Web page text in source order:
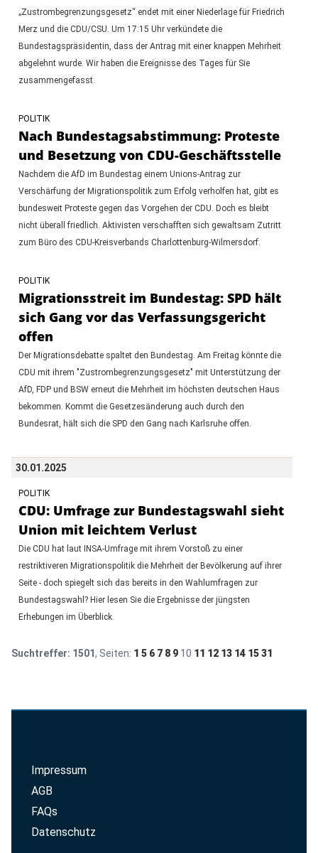
„Zustrombegrenzungsgesetz“ endet mit einer Niederlage für Friedrich
Merz und die CDU/CSU. Um 17:15 Uhr verkündete die
Bundestagspräsidentin, dass der Antrag mit einer knappen Mehrheit
abgelehnt wurde. Wir haben die Ereignisse des Tages für Sie
zusammengefasst.
POLITIK
Nach Bundestagsabstimmung: Proteste
und Besetzung von CDU-Geschäftsstelle
Nachdem die AfD im Bundestag einem Unions-Antrag zur
Verschärfung der Migrationspolitik zum Erfolg verholfen hat, gibt es
bundesweit Proteste gegen das Vorgehen der CDU. Doch es bleibt
nicht überall friedlich. Aktivisten verschafften sich gewaltsam Zutritt
zum Büro des CDU-Kreisverbands Charlottenburg-Wilmersdorf.
POLITIK
Migrationsstreit im Bundestag: SPD hält
sich Gang vor das Verfassungsgericht
offen
Der Migrationsdebatte spaltet den Bundestag. Am Freitag könnte die
CDU mit ihrem "Zustrombegrenzungsgesetz" mit Unterstützung der
AfD, FDP und BSW erneut die Mehrheit im höchsten deutschen Haus
bekommen. Kommt die Gesetzesänderung auch durch den
Bundesrat, hält sich die SPD den Gang nach Karlsruhe offen.
30.01.2025
POLITIK
CDU: Umfrage zur Bundestagswahl sieht
Union mit leichtem Verlust
Die CDU hat laut INSA-Umfrage mit ihrem Vorstoß zu einer
restriktiveren Migrationspolitik die Mehrheit der Bevölkerung auf ihrer
Seite - doch spiegelt sich das bereits in den Wahlumfragen zur
Bundestagswahl? Hier lesen Sie die Ergebnisse der jüngsten
Erhebungen im Überblick.
Suchtreffer: 1501, Seiten: 1 5 6 7 8 9 10 11 12 13 14 15 31
Impressum
AGB
FAQs
Datenschutz